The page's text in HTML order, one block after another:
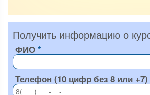
Получить информацию о
ФИО
Телефон (10 цифр без 8 или +7)